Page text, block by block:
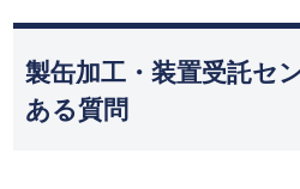
製缶加工・装置受託セ
ある質問